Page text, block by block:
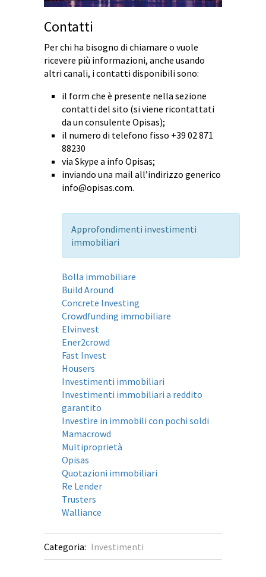
Contatti
Per chi ha bisogno di chiamare o vuole
ricevere più informazioni, anche usando
altri canali, i contatti disponibili sono:
il form che è presente nella sezione
contatti del sito (si viene ricontattati
da un consulente Opisas);
il numero di telefono fisso +39 02 871
88230
via Skype a info Opisas;
inviando una mail all’indirizzo generico
info@opisas.com.
Approfondimenti investimenti
immobiliari
Bolla immobiliare
Build Around
Concrete Investing
Crowdfunding immobiliare
Elvinvest
Ener2crowd
Fast Invest
Housers
Investimenti immobiliari
Investimenti immobiliari a reddito
garantito
Investire in immobili con pochi soldi
Mamacrowd
Multiproprietà
Opisas
Quotazioni immobiliari
Re Lender
Trusters
Walliance
Categoria: Investimenti